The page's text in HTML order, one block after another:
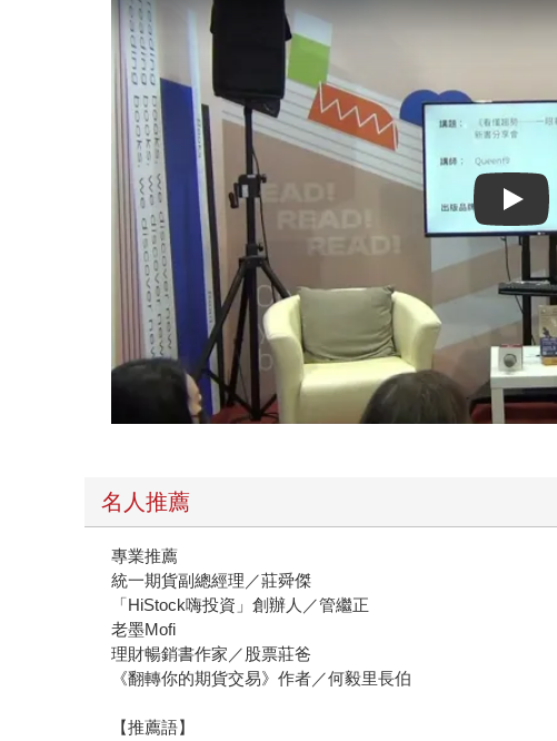
Play
名人推薦
專業推薦
統一期貨副總經理／莊舜傑
「HiStock嗨投資」創辦人／管繼正
老墨Mofi
理財暢銷書作家／股票莊爸
《翻轉你的期貨交易》作者／何毅里長伯
【推薦語】